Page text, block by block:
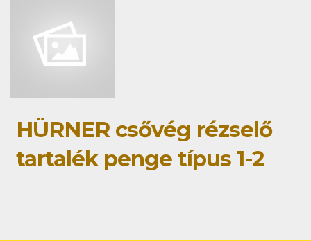
HÜRNER csővég rézselő
tartalék penge típus 1-2